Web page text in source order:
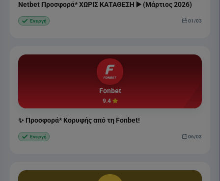
Netbet Προσφορά* ΧΩΡΙΣ ΚΑΤΑΘΕΣΗ ▶️ (Μάρτιος 2026)
Ενεργή 01/03
Fonbet
9.4
✨ Προσφορά* Κορυφής από τη Fonbet!
Ενεργή 06/03